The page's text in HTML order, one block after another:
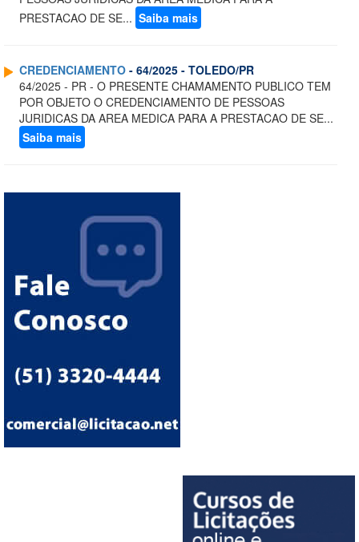
PRESTACAO DE SE... Saiba mais
CREDENCIAMENTO - 64/2025 - TOLEDO/PR
64/2025 - PR - O PRESENTE CHAMAMENTO PUBLICO TEM
POR OBJETO O CREDENCIAMENTO DE PESSOAS
JURIDICAS DA AREA MEDICA PARA A PRESTACAO DE SE...
Saiba mais